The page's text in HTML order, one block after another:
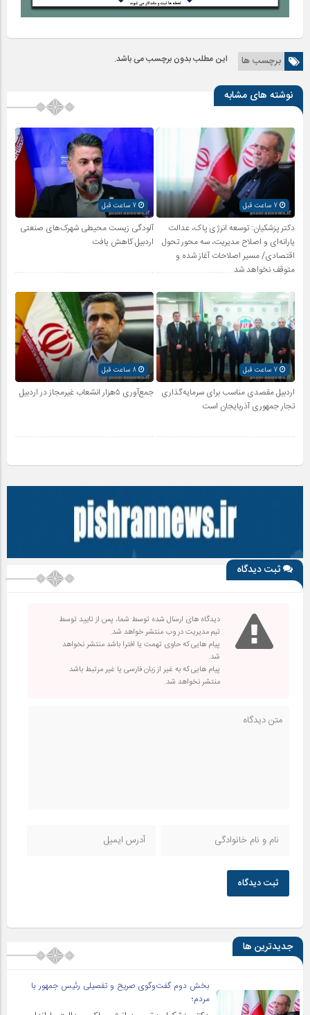
برچسب ها این مطلب بدون برچسب می باشد.
نوشته های مشابه
7 ساعت قبل
دکتر پزشکیان: توسعه انرژی پاک، عدالت
یارانه‌ای و اصلاح مدیریت، سه محور تحول
اقتصادی/ مسیر اصلاحات آغاز شده و
متوقف نخواهد شد
آلودگی زیست محیطی شهرک‌های صنعتی
اردبیل کاهش یافت
7 ساعت قبل
اردبیل مقصدی مناسب برای سرمایه‌گذاری
تجار جمهوری آذربایجان است
جمع‌آوری ۵هزار انشعاب غیرمجاز در اردبیل
ثبت دیدگاه
دیدگاه های ارسال شده توسط شما، پس از تایید توسط
تیم مدیریت در وب منتشر خواهد شد.
پیام هایی که حاوی تهمت یا افترا باشد منتشر نخواهد
شد.
پیام هایی که به غیر از زبان فارسی یا غیر مرتبط باشد
منتشر نخواهد شد.
ثبت دیدگاه
جدیدترین ها
بخش دوم گفت‌وگوی صریح و تفصیلی رئیس جمهور با
مردم؛